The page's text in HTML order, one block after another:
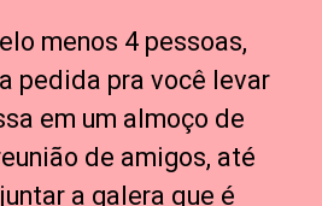
menos 4 pessoas,
pedida pra você levar
em um almoço de
de amigos, até
a galera que é